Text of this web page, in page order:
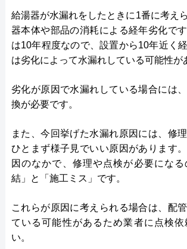
給湯器が水漏れをしたときに1番に考え
器本体や部品の消耗による経年劣化で
は10年程度なので、設置から10年近く
は劣化によって水漏れしている可能性が
劣化が原因で水漏れしている場合には
換が必要です。
また、今回挙げた水漏れ原因には、修
ひとまず様子見でいい原因があります
因のなかで、修理や点検が必要にな
結」と「施工ミス」です。
これらが原因に考えられる場合は、配
ている可能性があるため業者に点検依
い。